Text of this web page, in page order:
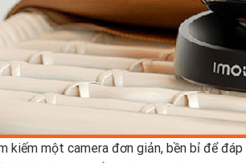
kiếm một camera đơn giản, bền bỉ để